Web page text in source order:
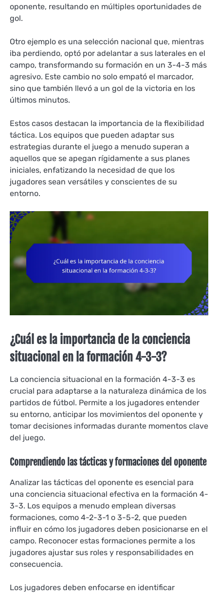
oponente, resultando en múltiples oportunidades de
gol.
Otro ejemplo es una selección nacional que, mientras
iba perdiendo, optó por adelantar a sus laterales en el
campo, transformando su formación en un 3-4-3 más
agresivo. Este cambio no solo empató el marcador,
sino que también llevó a un gol de la victoria en los
últimos minutos.
Estos casos destacan la importancia de la flexibilidad
táctica. Los equipos que pueden adaptar sus
estrategias durante el juego a menudo superan a
aquellos que se apegan rígidamente a sus planes
iniciales, enfatizando la necesidad de que los
jugadores sean versátiles y conscientes de su
entorno.
¿Cuál es la importancia de la conciencia
situacional en la formación 4-3-3?
La conciencia situacional en la formación 4-3-3 es
crucial para adaptarse a la naturaleza dinámica de los
partidos de fútbol. Permite a los jugadores entender
su entorno, anticipar los movimientos del oponente y
tomar decisiones informadas durante momentos clave
del juego.
Comprendiendo las tácticas y formaciones del oponente
Analizar las tácticas del oponente es esencial para
una conciencia situacional efectiva en la formación 4-
3-3. Los equipos a menudo emplean diversas
formaciones, como 4-2-3-1 o 3-5-2, que pueden
influir en cómo los jugadores deben posicionarse en el
campo. Reconocer estas formaciones permite a los
jugadores ajustar sus roles y responsabilidades en
consecuencia.
Los jugadores deben enfocarse en identificar